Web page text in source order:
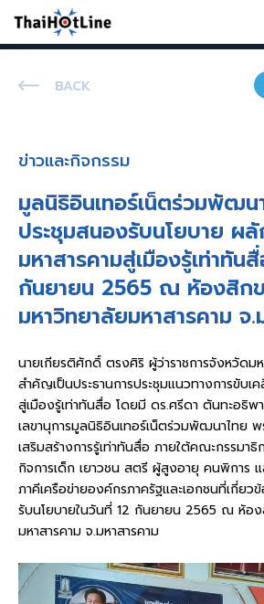
BACK
ข่าวและกิจกรรม
มูลนิธิอินเทอร์เน็ตร่วมพัฒน
ประชุมสนองรับนโยบาย ผ
มหาสารคามสู่เมืองรู้เท่าทัน
กันยายน 2565 ณ หัองสิก
มหาวิทยาลัยมหาสารคาม จ.
นายเกียรติศักดิ์ ตรงศิริ ผู้ว่าราชการจังหวัดม
สำคัญเป็นประธานการประชุมแนวทางการขับเ
สู่เมืองรู้เท่าทันสื่อ โดยมี ดร.ศรีดา ตันทะอธิพ
เลขานุการมูลนิธิอินเทอร์เน็ตร่วมพัฒนาไทย
เสริมสร้างการรู้เท่าทันสื่อ ภายใต้คณะกรรมา
กิจการเด็ก เยาวชน สตรี ผู้สูงอายุ คนพิการ
ภาคีเครือข่ายองค์กรภาครัฐและเอกชนที่เกี่ยว
รับนโยบายในวันที่ 12 กันยายน 2565 ณ หัอ
มหาสารคาม จ.มหาสารคาม